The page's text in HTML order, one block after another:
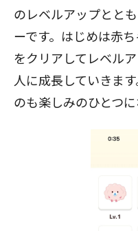
のレベルアップとと
ーです。はじめは赤
をクリアしてレベル
人に成長していきま
のも楽しみのひとつに